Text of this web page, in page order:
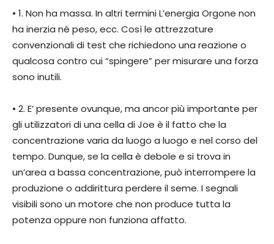
• 1. Non ha massa. In altri termini L’energia Orgone non
ha inerzia né peso, ecc. Così le attrezzature
convenzionali di test che richiedono una reazione o
qualcosa contro cui “spingere” per misurare una forza
sono inutili.
• 2. E’ presente ovunque, ma ancor più importante per
gli utilizzatori di una cella di Joe è il fatto che la
concentrazione varia da luogo a luogo e nel corso del
tempo. Dunque, se la cella è debole e si trova in
un’area a bassa concentrazione, può interrompere la
produzione o addirittura perdere il seme. I segnali
visibili sono un motore che non produce tutta la
potenza oppure non funziona affatto.